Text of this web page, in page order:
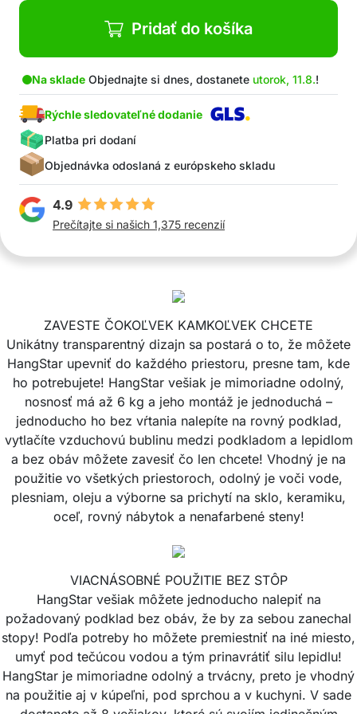
vhodné na keramiku, sklo, oceľ, dvere, nábytok
Sada obsahuje: 8x HangStar vešiak
Pridať do košíka
Na sklade Objednajte si dnes, dostanete utorok, 11.8.!
Rýchle sledovateľné dodanie
Platba pri dodaní
Objednávka odoslaná z európskeho skladu
4.9
Prečítajte si našich 1,375 recenzií
ZAVESTE ČOKOĽVEK KAMKOĽVEK CHCETE
Unikátny transparentný dizajn sa postará o to, že môžete
HangStar upevniť do každého priestoru, presne tam, kde
ho potrebujete! HangStar vešiak je mimoriadne odolný,
nosnosť má až 6 kg a jeho montáž je jednoduchá –
jednoducho ho bez vŕtania nalepíte na rovný podklad,
vytlačíte vzduchovú bublinu medzi podkladom a lepidlom
a bez obáv môžete zavesiť čo len chcete! Vhodný je na
použitie vo všetkých priestoroch, odolný je voči vode,
plesniam, oleju a výborne sa prichytí na sklo, keramiku,
oceľ, rovný nábytok a nenafarbené steny!
VIACNÁSOBNÉ POUŽITIE BEZ STÔP
HangStar vešiak môžete jednoducho nalepiť na
požadovaný podklad bez obáv, že by za sebou zanechal
stopy! Podľa potreby ho môžete premiestniť na iné miesto,
umyť pod tečúcou vodou a tým prinavrátiť silu lepidlu!
HangStar je mimoriadne odolný a trvácny, preto je vhodný
na použitie aj v kúpeľni, pod sprchou a v kuchyni. V sade